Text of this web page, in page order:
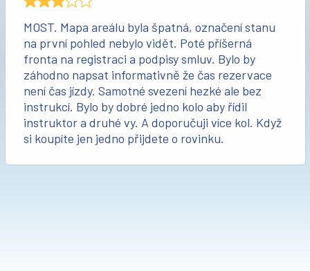
MOST. Mapa areálu byla špatná, označení stanu
na první pohled nebylo vidět. Poté příšerná
fronta na registraci a podpisy smluv. Bylo by
záhodno napsat informativně že čas rezervace
není čas jízdy. Samotné svezení hezké ale bez
instrukcí. Bylo by dobré jedno kolo aby řídil
instruktor a druhé vy. A doporučuji více kol. Když
si koupíte jen jedno přijdete o rovinku.